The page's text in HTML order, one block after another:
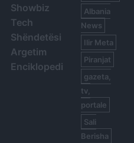
Showbiz
Tech
Shëndetësi
Argetim
Enciklopedi
Albania
News
Ilir Meta
Piranjat
gazeta,
tv,
portale
Sali
Berisha